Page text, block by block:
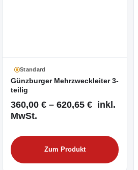
Standard
Günzburger Mehrzweckleiter 3-
teilig
360,00 € – 620,65 € inkl.
MwSt.
Zum Produkt